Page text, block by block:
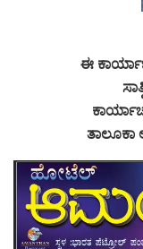
ಈ
ತಾಲೂಕಾ